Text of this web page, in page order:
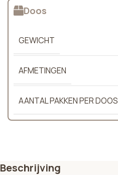
Doos
GEWICHT
AFMETINGEN
AANTAL PAKKEN PER DOOS
Beschrijving